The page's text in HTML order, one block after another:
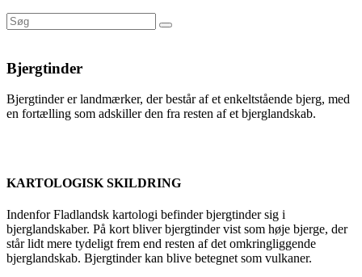
Bjergtinder
Bjergtinder er landmærker, der består af et enkeltstående bjerg, med
en fortælling som adskiller den fra resten af et bjerglandskab.
KARTOLOGISK SKILDRING
Indenfor Fladlandsk kartologi befinder bjergtinder sig i
bjerglandskaber. På kort bliver bjergtinder vist som høje bjerge, der
står lidt mere tydeligt frem end resten af det omkringliggende
bjerglandskab. Bjergtinder kan blive betegnet som vulkaner.